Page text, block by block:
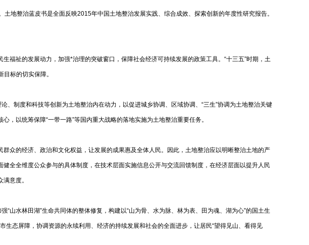
地整治蓝皮书是全面反映2015年中国土地整治发展实践、综合成效、探索创新的年度性研究报告。
福祉的发展动力，加强*治理的突破窗口，保障社会经济可持续发展的政策工具。“十三五”时期，土
社会新目标的切实保障。
制度和科技等创新为土地整治内在动力，以促进城乡协调、区域协调、“三生”协调为土地整治关键
核心，以统筹保障“一带一路”等国内重大战略的落地实施为土地整治重要任务。
众的经济、政治和文化权益，让发展的成果惠及全体人民。因此，土地整治应以明晰整治土地的产
全全维度公众参与的具体制度，在技术层面实施信息公开与交流回馈制度，在经济层面以提升人民
的公众满意度。
山水林田湖”生命共同体的整体修复，构建以“山为骨、水为脉、林为表、田为魂、湖为心”的国土生
态屏障，协调资源的永续利用、经济的持续发展和社会的全面进步，让居民“望得见山、看得见
景。